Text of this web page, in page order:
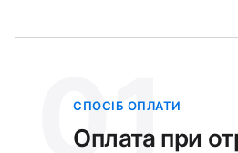
01
СПОСІБ ОПЛАТИ
Оплата при